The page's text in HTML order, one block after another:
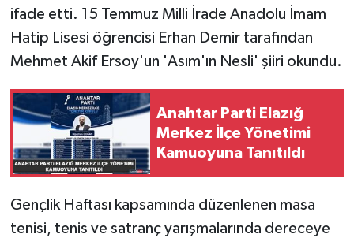
ifade etti. 15 Temmuz Milli İrade Anadolu İmam
Hatip Lisesi öğrencisi Erhan Demir tarafından
Mehmet Akif Ersoy'un 'Asım'ın Nesli' şiiri okundu.
Anahtar Parti Elazığ
Merkez İlçe Yönetimi
Kamuoyuna Tanıtıldı
Gençlik Haftası kapsamında düzenlenen masa
tenisi, tenis ve satranç yarışmalarında dereceye